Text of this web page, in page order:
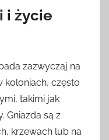
i życie
zazwyczaj na
koloniach, często
takimi jak
Gniazda są z
krzewach lub na